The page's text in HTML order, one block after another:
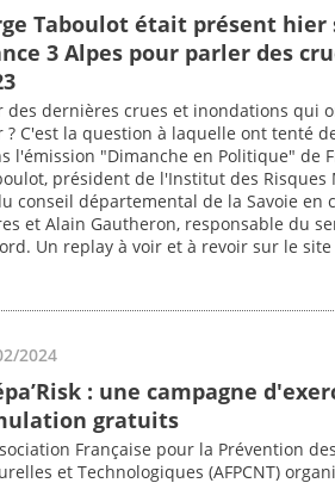
Taboulot était présent hier
3 Alpes pour parler des
dernières crues et inondations qui
C'est la question à laquelle ont tenté
l'émission "Dimanche en Politique" de
président de l'Institut des Risques
conseil départemental de la Savoie en
et Alain Gautheron, responsable du
Un replay à voir et à revoir sur le
2024
: une campagne
gratuits
Française pour la Prévention
et Technologiques (AFPCNT)